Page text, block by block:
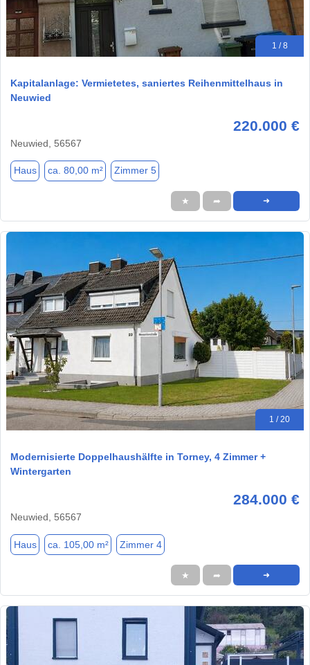
1 / 8
Kapitalanlage: Vermietetes, saniertes Reihenmittelhaus in
Neuwied
220.000 €
Neuwied, 56567
Haus ca. 80,00 m² Zimmer 5
★ ➦ ➜
1 / 20
Modernisierte Doppelhaushälfte in Torney, 4 Zimmer +
Wintergarten
284.000 €
Neuwied, 56567
Haus ca. 105,00 m² Zimmer 4
★ ➦ ➜